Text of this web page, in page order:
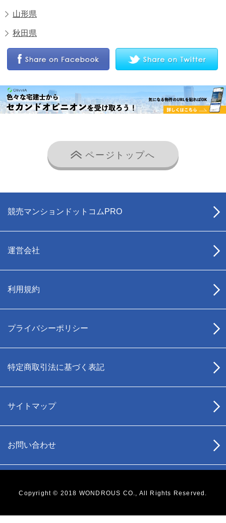
山形県
秋田県
ページトップへ
競売マンションドットコムPRO
運営会社
利用規約
プライバシーポリシー
特定商取引法に基づく表記
サイトマップ
お問い合わせ
Copyright © 2018 WONDROUS CO., All Rights Reserved.